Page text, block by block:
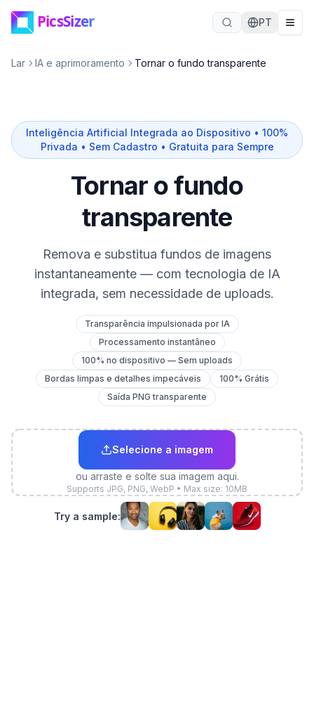
Ir para o conteúdo principal
PT
Lar IA e aprimoramento Tornar o fundo transparente
Inteligência Artificial Integrada ao Dispositivo • 100%
Privada • Sem Cadastro • Gratuita para Sempre
Tornar o fundo
transparente
Remova e substitua fundos de imagens
instantaneamente — com tecnologia de IA
integrada, sem necessidade de uploads.
Transparência impulsionada por IA
Processamento instantâneo
100% no dispositivo — Sem uploads
Bordas limpas e detalhes impecáveis
100% Grátis
Saída PNG transparente
Selecione a imagem
ou arraste e solte sua imagem aqui.
Supports JPG, PNG, WebP • Max size: 10MB
Try a sample: